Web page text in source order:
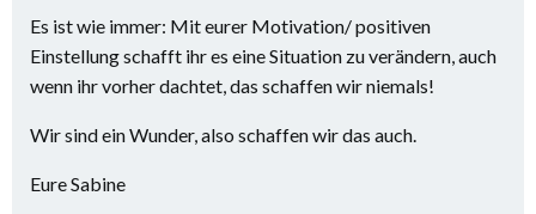
Es ist wie immer: Mit eurer Motivation/ positiven
Einstellung schafft ihr es eine Situation zu verändern, auch
wenn ihr vorher dachtet, das schaffen wir niemals!
Wir sind ein Wunder, also schaffen wir das auch.
Eure Sabine